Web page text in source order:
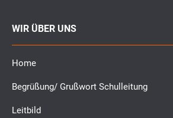
WIR ÜBER UNS
Home
Begrüßung/ Grußwort Schulleitung
Leitbild